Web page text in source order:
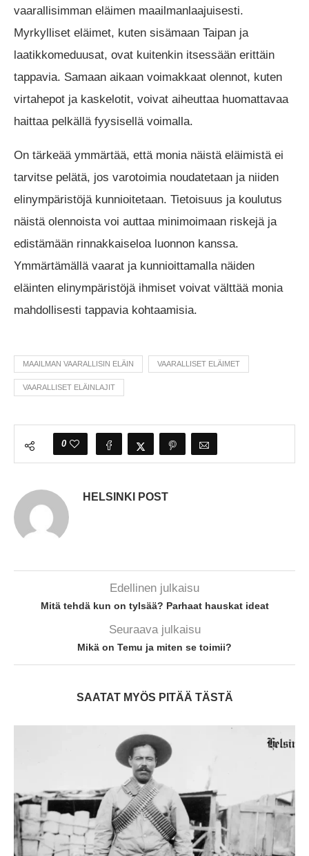
vaarallisimman eläimen maailmanlaajuisesti.
Myrkylliset eläimet, kuten sisämaan Taipan ja
laatikkomeduusat, ovat kuitenkin itsessään erittäin
tappavia. Samaan aikaan voimakkaat olennot, kuten
virtahepot ja kaskelotit, voivat aiheuttaa huomattavaa
haittaa pelkällä fyysisellä voimalla.
On tärkeää ymmärtää, että monia näistä eläimistä ei
tarvitse pelätä, jos varotoimia noudatetaan ja niiden
elinympäristöjä kunnioitetaan. Tietoisuus ja koulutus
näistä olennoista voi auttaa minimoimaan riskejä ja
edistämään rinnakkaiseloa luonnon kanssa.
Ymmärtämällä vaarat ja kunnioittamalla näiden
eläinten elinympäristöjä ihmiset voivat välttää monia
mahdollisesti tappavia kohtaamisia.
MAAILMAN VAARALLISIN ELÄIN VAARALLISET ELÄIMET
VAARALLISET ELÄINLAJIT
0
HELSINKI POST
Edellinen julkaisu
Mitä tehdä kun on tylsää? Parhaat hauskat ideat
Seuraava julkaisu
Mikä on Temu ja miten se toimii?
SAATAT MYÖS PITÄÄ TÄSTÄ